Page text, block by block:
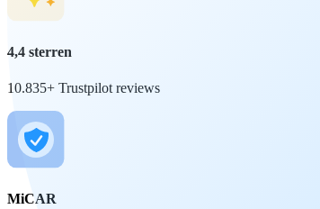
4,4 sterren
10.835+ Trustpilot reviews
MiCAR